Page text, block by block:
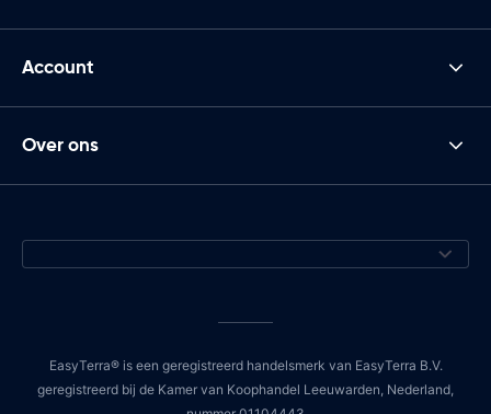
Account
Over ons
EasyTerra® is een geregistreerd handelsmerk van EasyTerra B.V.
geregistreerd bij de Kamer van Koophandel Leeuwarden, Nederland,